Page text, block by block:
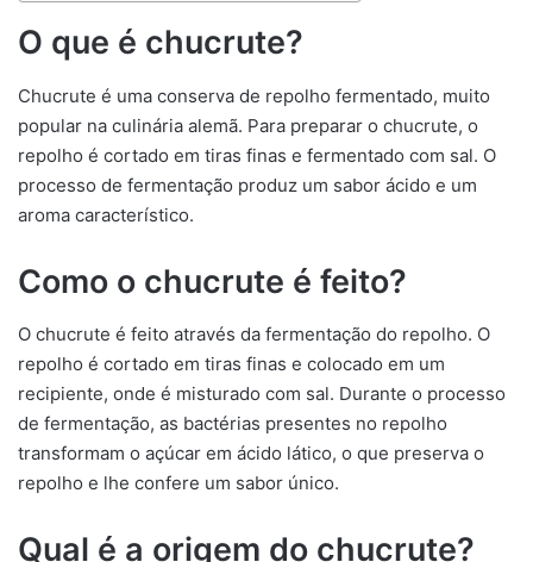
O que é chucrute?
Chucrute é uma conserva de repolho fermentado, muito
popular na culinária alemã. Para preparar o chucrute, o
repolho é cortado em tiras finas e fermentado com sal. O
processo de fermentação produz um sabor ácido e um
aroma característico.
Como o chucrute é feito?
O chucrute é feito através da fermentação do repolho. O
repolho é cortado em tiras finas e colocado em um
recipiente, onde é misturado com sal. Durante o processo
de fermentação, as bactérias presentes no repolho
transformam o açúcar em ácido lático, o que preserva o
repolho e lhe confere um sabor único.
Qual é a origem do chucrute?